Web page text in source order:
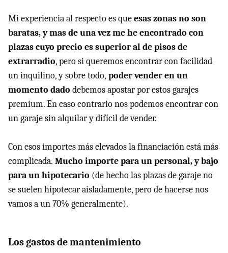
Mi experiencia al respecto es queesas zonas no son
baratas, y mas de una vez me he encontrado con
plazas cuyo precio es superior al de pisos de
extrarradio, pero si queremos encontrar con facilidad
un inquilino, y sobre todo, poder vender en un
momento dado debemos apostar por estos garajes
premium. En caso contrario nos podemos encontrar con
un garaje sin alquilar y difícil de vender.
Con esos importes más elevados la financiación está más
complicada. Mucho importe para un personal, y bajo
para un hipotecario (de hecho las plazas de garaje no
se suelen hipotecar aisladamente, pero de hacerse nos
vamos a un 70% generalmente).
Los gastos de mantenimiento